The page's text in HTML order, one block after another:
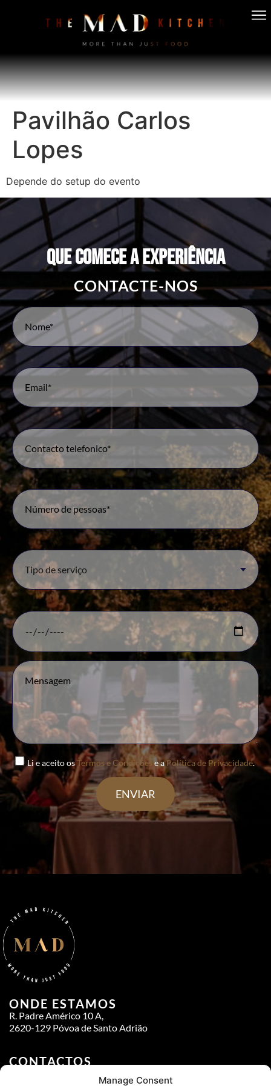
Manage Consent
Pavilhão Carlos
Lopes
Depende do setup do evento
QUE COMECE A EXPERIÊNCIA
CONTACTE-NOS
Li e aceito osTermos e Condiçõese aPolítica de Privacidade.
ONDE ESTAMOS
R. Padre Américo 10 A,
2620-129 Póvoa de Santo Adrião
CONTACTOS